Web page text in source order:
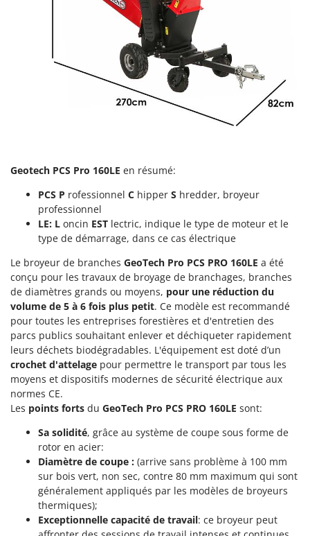
Groupes électrogènes
Gyrobroyeurs à lame pour tracteur
Haches - Cognées et Hachettes
Hachoirs à viande
L
Lames à neige
Lames niveleuses pour tracteur
Lave-vitres
Lieuses électriques pour vignes
M
Machines à pâtes
Machines pour la transformation des fruits
Machines sous vide
Motobineuses
Motoculteurs
Motofaucheuses
Moulins à céréales électriques
Moulins à farine
Nettoyeurs et Balais à vapeur
Nettoyeurs haute pression
Effeuno
Eschenfelder
EuroMech
Eurosystems
F
FAC
Fama Industrie
Famag
Famur
FARMER
FBC
Ferrari Group
Ferroni
Ferrua
FIAC
FIEM
Fimar
FINI
Fiorentini
Geotech PCS Pro 160LE en résumé:
PCS P rofessionnel C hipper S hredder, broyeur
professionnel
LE: L oncin EST lectric, indique le type de moteur et le
type de démarrage, dans ce cas électrique
Le broyeur de branches GeoTech Pro PCS PRO 160LE a été
conçu pour les travaux de broyage de branchages, branches
de diamètres grands ou moyens, pour une réduction du
volume de 5 à 6 fois plus petit. Ce modèle est recommandé
pour toutes les entreprises forestières et d'entretien des
parcs publics souhaitant enlever et déchiqueter rapidement
leurs déchets biodégradables. L'équipement est doté d’un
crochet d'attelage pour permettre le transport par tous les
moyens et dispositifs modernes de sécurité électrique aux
normes CE.
Les points forts du GeoTech Pro PCS PRO 160LE sont:
Sa solidité, grâce au système de coupe sous forme de
rotor en acier:
Diamètre de coupe : (arrive sans problème à 100 mm
sur bois vert, non sec, contre 80 mm maximum qui sont
généralement appliqués par les modèles de broyeurs
thermiques);
Exceptionnelle capacité de travail: ce broyeur peut